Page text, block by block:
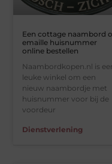
Een cottage naambord
emaille huisnummer
online bestellen
Naambordkopen.nl is
leuke winkel om een
nieuw naambordje met
huisnummer voor bij de
voordeur
Dienstverlening